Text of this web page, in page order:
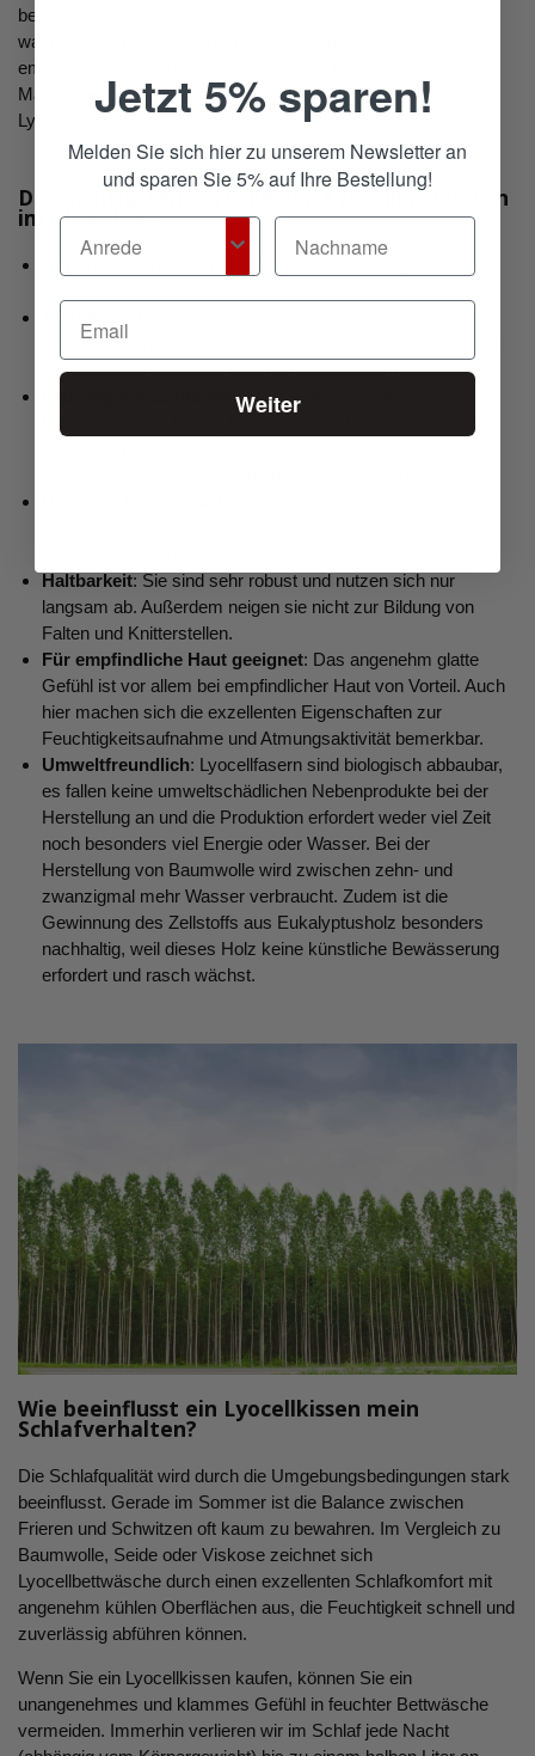
bereits große Marktanteile sichern und erfreuen sich einer
wachsenden Beliebtheit bei den Endkunden. Insbesondere
empfindliche Personen, die das kratzige Gefühl anderer
Materialien nicht auf ihrer Haut spüren möchten, können von
Lyocellbettwäsche und anderen Produkten profitieren.
Die wichtigsten Vorteile von Lyocellprodukten
im Überblick:
Atmungsaktivität aus. Neben Bettwäsche kommt die Faser
daher auch immer öfter für Sportkleidung zum Einsatz
Feuchtigkeitsaufnahme: Sie können im Vergleich zu
Haltbarkeit: Sie sind sehr robust und nutzen sich nur
langsam ab. Außerdem neigen sie nicht zur Bildung von
Falten und Knitterstellen.
Für empfindliche Haut geeignet: Das angenehm glatte
Gefühl ist vor allem bei empfindlicher Haut von Vorteil. Auch
hier machen sich die exzellenten Eigenschaften zur
Feuchtigkeitsaufnahme und Atmungsaktivität bemerkbar.
Umweltfreundlich: Lyocellfasern sind biologisch abbaubar,
es fallen keine umweltschädlichen Nebenprodukte bei der
Herstellung an und die Produktion erfordert weder viel Zeit
noch besonders viel Energie oder Wasser. Bei der
Herstellung von Baumwolle wird zwischen zehn- und
zwanzigmal mehr Wasser verbraucht. Zudem ist die
Gewinnung des Zellstoffs aus Eukalyptusholz besonders
nachhaltig, weil dieses Holz keine künstliche Bewässerung
erfordert und rasch wächst.
Wie beeinflusst ein Lyocellkissen mein
Schlafverhalten?
Die Schlafqualität wird durch die Umgebungsbedingungen stark
beeinflusst. Gerade im Sommer ist die Balance zwischen
Frieren und Schwitzen oft kaum zu bewahren. Im Vergleich zu
Baumwolle, Seide oder Viskose zeichnet sich
Lyocellbettwäsche durch einen exzellenten Schlafkomfort mit
angenehm kühlen Oberflächen aus, die Feuchtigkeit schnell und
zuverlässig abführen können.
Wenn Sie ein Lyocellkissen kaufen, können Sie ein
unangenehmes und klammes Gefühl in feuchter Bettwäsche
vermeiden. Immerhin verlieren wir im Schlaf jede Nacht
Jetzt 5% sparen!
Melden Sie sich hier zu unserem Newsletter an
und sparen Sie 5% auf Ihre Bestellung!
Weiter